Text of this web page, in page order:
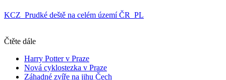
KCZ_Prudké deště na celém území ČR_PL
Čtěte dále
Harry Potter v Praze
Nová cyklostezka v Praze
Záhadné zvíře na jihu Čech